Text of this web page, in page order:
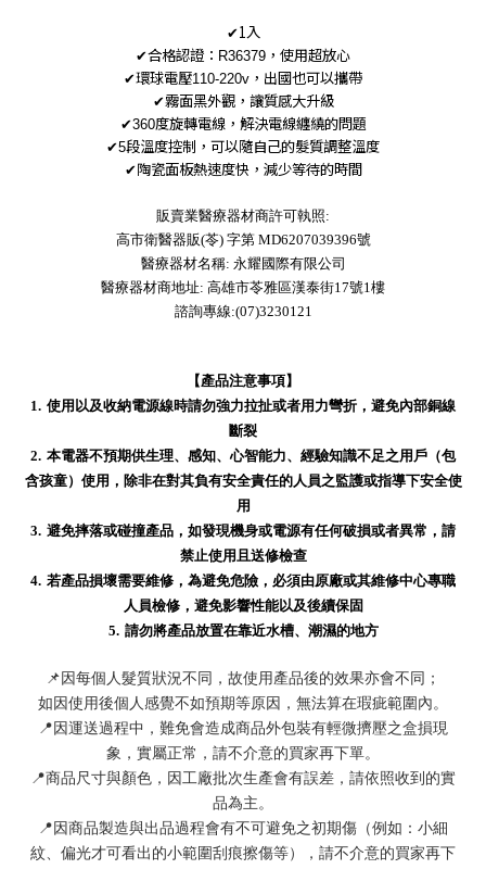
✔1入
✔合格認證： R36379 ，使用超放心
✔環球電壓110-220v ，出國也可以攜帶
✔霧面黑外觀，讓質感大升級
✔360度旋轉電線，解決電線纏繞的問題
✔5段溫度控制，可以隨自己的髮質調整溫度
✔陶瓷面板熱速度快，減少等待的時間
販賣業醫療器材商許可執照:
高市衛醫器販(苓) 字第 MD6207039396號
醫療器材名稱: 永耀國際有限公司
醫療器材商地址: 高雄市苓雅區漢泰街17號1樓
諮詢專線:(07)3230121
【產品注意事項】
1. 使用以及收納電源線時請勿強力拉扯或者用力彎折，避免內部銅線
斷裂
2. 本電器不預期供生理、感知、心智能力、經驗知識不足之用戶（包
含孩童）使用，除非在對其負有安全責任的人員之監護或指導下安全使
用
3. 避免摔落或碰撞產品，如發現機身或電源有任何破損或者異常，請
禁止使用且送修檢查
4. 若產品損壞需要維修，為避免危險，必須由原廠或其維修中心專職
人員檢修，避免影響性能以及後續保固
5. 請勿將產品放置在靠近水槽、潮濕的地方
📌 因每個人髮質狀況不同，故使用產品後的效果亦會不同；
如因使用後個人感覺不如預期等原因，無法算在瑕疵範圍內。
📍 因運送過程中，難免會造成商品外包裝有輕微擠壓之盒損現
象，實屬正常，請不介意的買家再下單。
📍商品尺寸與顏色，因工廠批次生產會有誤差，請依照收到的實
品為主。
📍 因商品製造與出品過程會有不可避免之初期傷（例如：小細
紋、偏光才可看出的小範圍刮痕擦傷等），請不介意的買家再下